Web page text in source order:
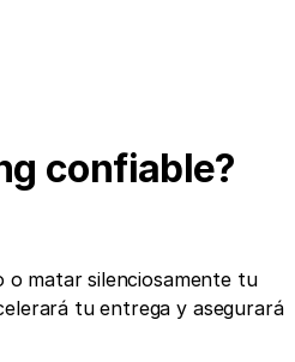
confiable?
o matar silenciosamente tu
tu entrega y asegurará